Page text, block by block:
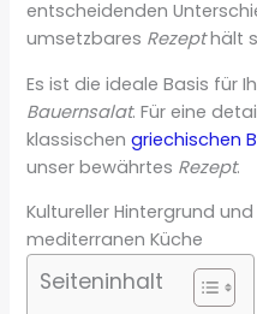
entscheidenden
umsetzbares Rezepthält
Es ist die ideale Basis für
Bauernsalat. Für eine
klassischengriechischen
unser bewährtes Rezept.
Kultureller Hintergrund
mediterranen Küche
Seiteninhalt